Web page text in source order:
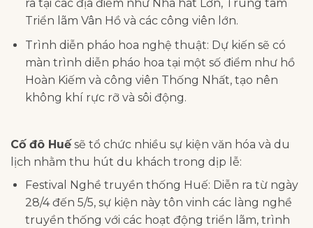
ra tại các địa điểm như Nhà hát Lớn, Trung tâm
Triển lãm Vân Hồ và các công viên lớn.
Trình diễn pháo hoa nghệ thuật: Dự kiến sẽ có
màn trình diễn pháo hoa tại một số điểm như hồ
Hoàn Kiếm và công viên Thống Nhất, tạo nên
không khí rực rỡ và sôi động.
Cố đô Huế sẽ tổ chức nhiều sự kiện văn hóa và du
lịch nhằm thu hút du khách trong dịp lễ:​
Festival Nghề truyền thống Huế: Diễn ra từ ngày
28/4 đến 5/5, sự kiện này tôn vinh các làng nghề
truyền thống với các hoạt động triển lãm, trình